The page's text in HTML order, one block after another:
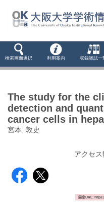
検索画面選択 利用案内 収録雑誌一
The study for the
detection and
cancer cells in
宮本, 敦史
アクセス
固定URL: